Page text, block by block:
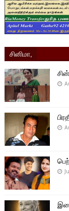
சினிமா,